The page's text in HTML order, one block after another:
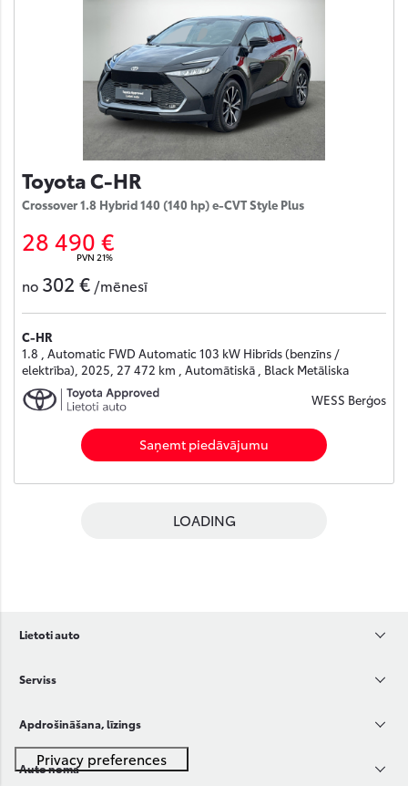
Toyota C-HR
Crossover 1.8 Hybrid 140 (140 hp) e-CVT Style Plus
28 490 €
PVN 21%
no 302 € /mēnesī
C-HR
1.8 , Automatic FWD Automatic 103 kW Hibrīds (benzīns /
elektrība), 2025, 27 472 km , Automātiskā , Black Metāliska
WESS Berģos
Saņemt piedāvājumu
LOADING
Lietoti auto
Serviss
Apdrošināšana, līzings
Auto noma